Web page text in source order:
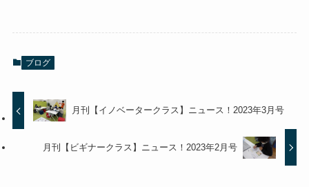
ブログ
月刊【イノベータークラス】ニュース！2023年3月号
月刊【ビギナークラス】ニュース！2023年2月号